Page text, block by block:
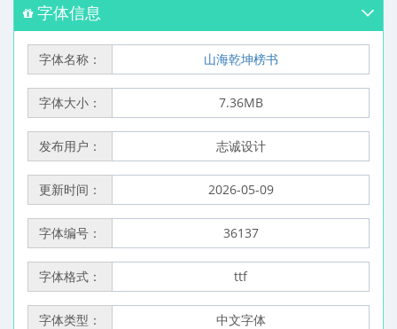
字体信息
字体名称： 山海乾坤榜书
字体大小： 7.36MB
发布用户： 志诚设计
更新时间： 2026-05-09
字体编号： 36137
字体格式： ttf
字体类型： 中文字体